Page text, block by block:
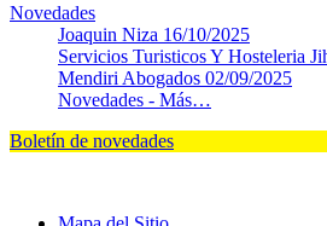
Novedades
Joaquin Niza 16/10/2025
Servicios Turisticos Y Hosteleria
Mendiri Abogados 02/09/2025
Novedades - Más…
Boletín de novedades